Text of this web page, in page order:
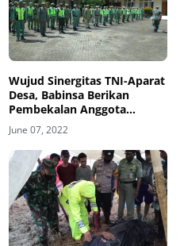
Wujud Sinergitas TNI-Aparat
Desa, Babinsa Berikan
Pembekalan Anggota
Linmas
June 07, 2022